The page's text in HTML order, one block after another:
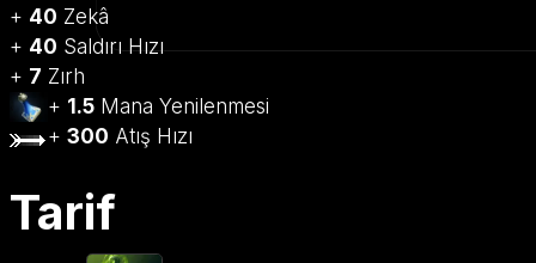
+ 40 Zekâ
+ 40 Saldırı Hızı
+ 7 Zırh
+ 1.5 Mana Yenilenmesi
+ 300 Atış Hızı
Tarif